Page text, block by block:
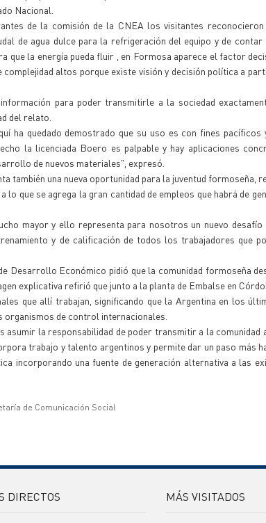
Nacional.
de la comisión de la CNEA los visitantes reconocieron
de agua dulce para la refrigeración del equipo y de
la energía pueda fluir , en Formosa aparece el factor
altos porque existe visión y decisión política a
para poder transmitirle a la sociedad
del relato.
ha quedado demostrado que su uso es con fines
la licenciada Boero es palpable y hay aplicaciones
de nuevos materiales", expresó.
también una nueva oportunidad para la juventud formoseña,
lo que se agrega la gran cantidad de empleos que habrá de
mayor y ello representa para nosotros un nuevo desafío
y de calificación de todos los trabajadores que
Económico pidió que la comunidad formoseña
explicativa refirió que junto a la planta de Embalse en
que allí trabajan, significando que la Argentina en los
de control internacionales.
asumir la responsabilidad de poder transmitir a la comunidad
trabajo y talento argentinos y permite dar un paso más
incorporando una fuente de generación alternativa a las
de Comunicación Social
DIRECTOS MÁS VISITADOS